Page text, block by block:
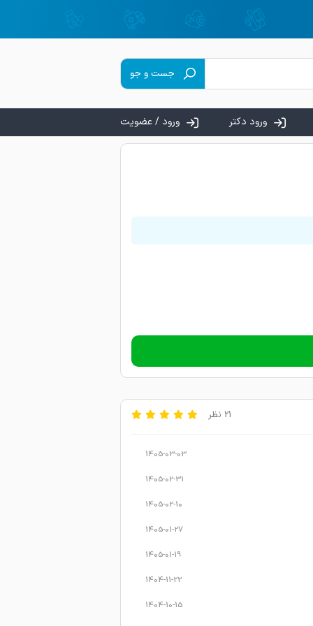
جست و جو
ورود دکتر ورود / عضویت
21 نظر
1405-03-03
1405-02-31
1405-02-10
1405-01-27
1405-01-19
1404-11-22
1404-10-15